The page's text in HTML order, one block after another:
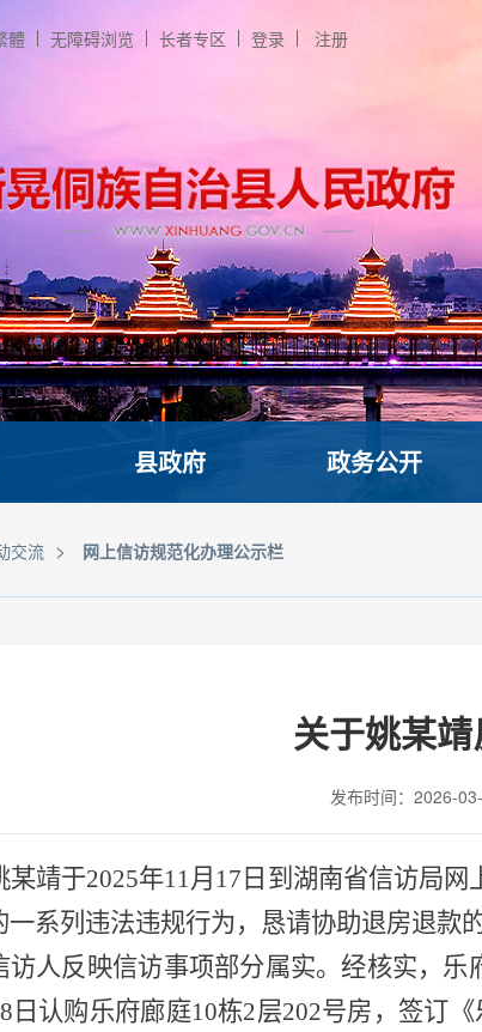
體 无障碍浏览 长者专区 登录 注册
县政府 政务公开
交流 > 网上信访规范化办理公示栏
关于姚某
发布时间：2026-
某靖于2025年11月 17 日到 湖南省信访局网
一系列违法违规行为，恳请协助退房退款
访人反映信访事项部分属实。经核实，乐
日认购乐府廊庭10栋2层202号房， 签订《